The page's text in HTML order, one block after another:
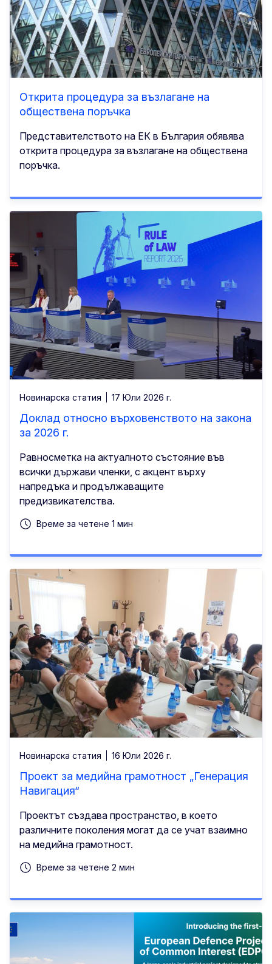
Открита процедура за възлагане на
обществена поръчка
Представителството на ЕК в България обявява
открита процедура за възлагане на обществена
поръчка.
Новинарска статия 17 Юли 2026 г.
Доклад относно върховенството на закона
за 2026 г.
Равносметка на актуалното състояние във
всички държави членки, с акцент върху
напредъка и продължаващите
предизвикателства.
Време за четене 1 мин
Новинарска статия 16 Юли 2026 г.
Проект за медийна грамотност „Генерация
Навигация“
Проектът създава пространство, в което
различните поколения могат да се учат взаимно
на медийна грамотност.
Време за четене 2 мин